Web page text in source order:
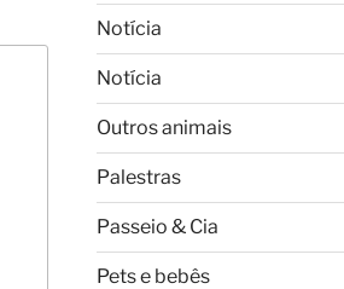
Notícia
Notícia
Outros animais
Palestras
Passeio & Cia
Pets e bebês